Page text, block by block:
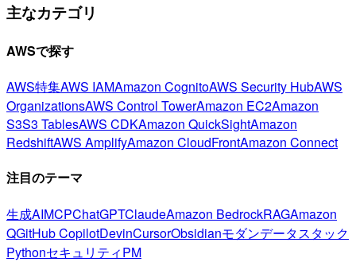
主なカテゴリ
AWSで探す
AWS特集AWS IAMAmazon CognitoAWS Security HubAWS
OrganizationsAWS Control TowerAmazon EC2Amazon
S3S3 TablesAWS CDKAmazon QuickSightAmazon
RedshiftAWS AmplifyAmazon CloudFrontAmazon Connect
注目のテーマ
生成AIMCPChatGPTClaudeAmazon BedrockRAGAmazon
QGitHub CopilotDevinCursorObsidianモダンデータスタック
PythonセキュリティPM